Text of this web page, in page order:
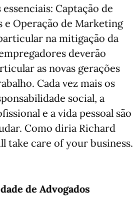
Captação de
e Operação de Marketing
na mitigação da
deverão
as novas gerações
Cada vez mais os
social, a
e a vida pessoal são
Como diria Richard
take care of your business.
de Advogados